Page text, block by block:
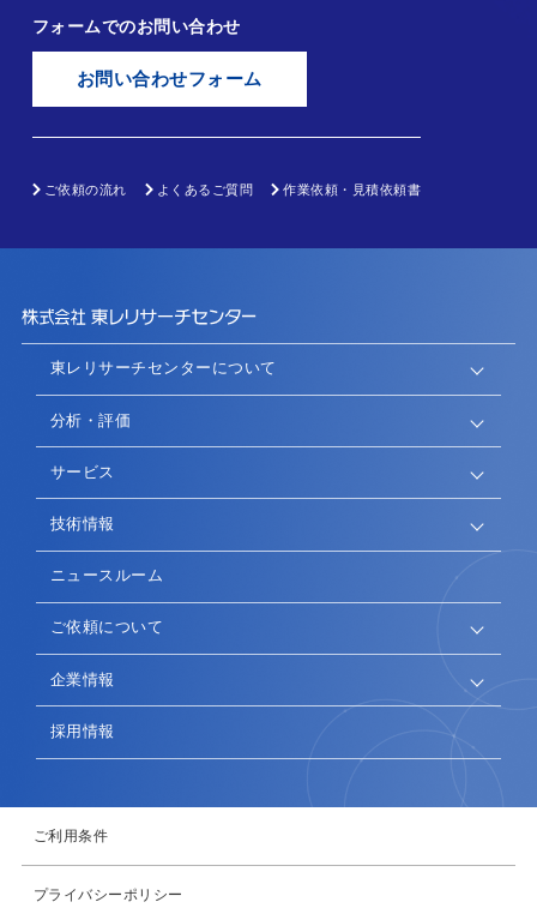
フォームでのお問い合わせ
お問い合わせフォーム
ご依頼の流れ よくあるご質問 作業依頼・見積依頼書
東レリサーチセンターについて
分析・評価
サービス
技術情報
ニュースルーム
ご依頼について
企業情報
採用情報
ご利用条件
プライバシーポリシー